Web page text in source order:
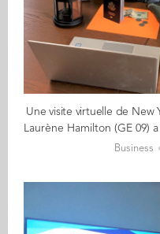
Une visite virtuelle de New
Business